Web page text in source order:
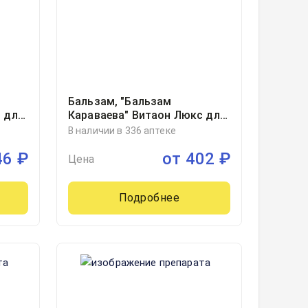
для
₽
Бальзам, "Бальзам
Караваева" Витаон Люкс для
ухода за кожей фл 25мл, 1
В наличии в 336 аптеке
Цена от 402 ₽
Подробнее